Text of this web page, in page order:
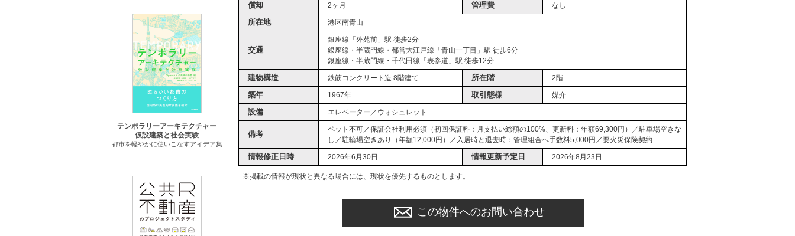
償却 2ヶ月 管理費 なし
所在地 港区南青山
交通
銀座線「外苑前」駅 徒歩2分
銀座線・半蔵門線・都営大江戸線「青山一丁目」駅 徒歩6分
銀座線・半蔵門線・千代田線「表参道」駅 徒歩12分
建物構造 鉄筋コンクリート造 8階建て 所在階 2階
築年 1967年 取引態様 媒介
設備 エレベーター／ウォシュレット
備考
ペット不可／保証会社利用必須（初回保証料：月支払い総額の100%、更新料：年額69,300円）／駐車場空きな
し／駐輪場空きあり（年額12,000円）／入居時と退去時：管理組合へ手数料5,000円／要火災保険契約
情報修正日時 2026年6月30日 情報更新予定日 2026年8月23日
※掲載の情報が現状と異なる場合には、現状を優先するものとします。
この物件へのお問い合わせ
テンポラリーアーキテクチャー
仮設建築と社会実験
都市を軽やかに使いこなすアイデア集